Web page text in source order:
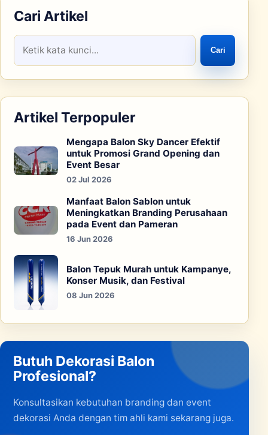
Cari Artikel
Cari
Artikel Terpopuler
Mengapa Balon Sky Dancer Efektif
untuk Promosi Grand Opening dan
Event Besar
02 Jul 2026
Manfaat Balon Sablon untuk
Meningkatkan Branding Perusahaan
pada Event dan Pameran
16 Jun 2026
Balon Tepuk Murah untuk Kampanye,
Konser Musik, dan Festival
08 Jun 2026
Butuh Dekorasi Balon
Profesional?
Konsultasikan kebutuhan branding dan event
dekorasi Anda dengan tim ahli kami sekarang juga.